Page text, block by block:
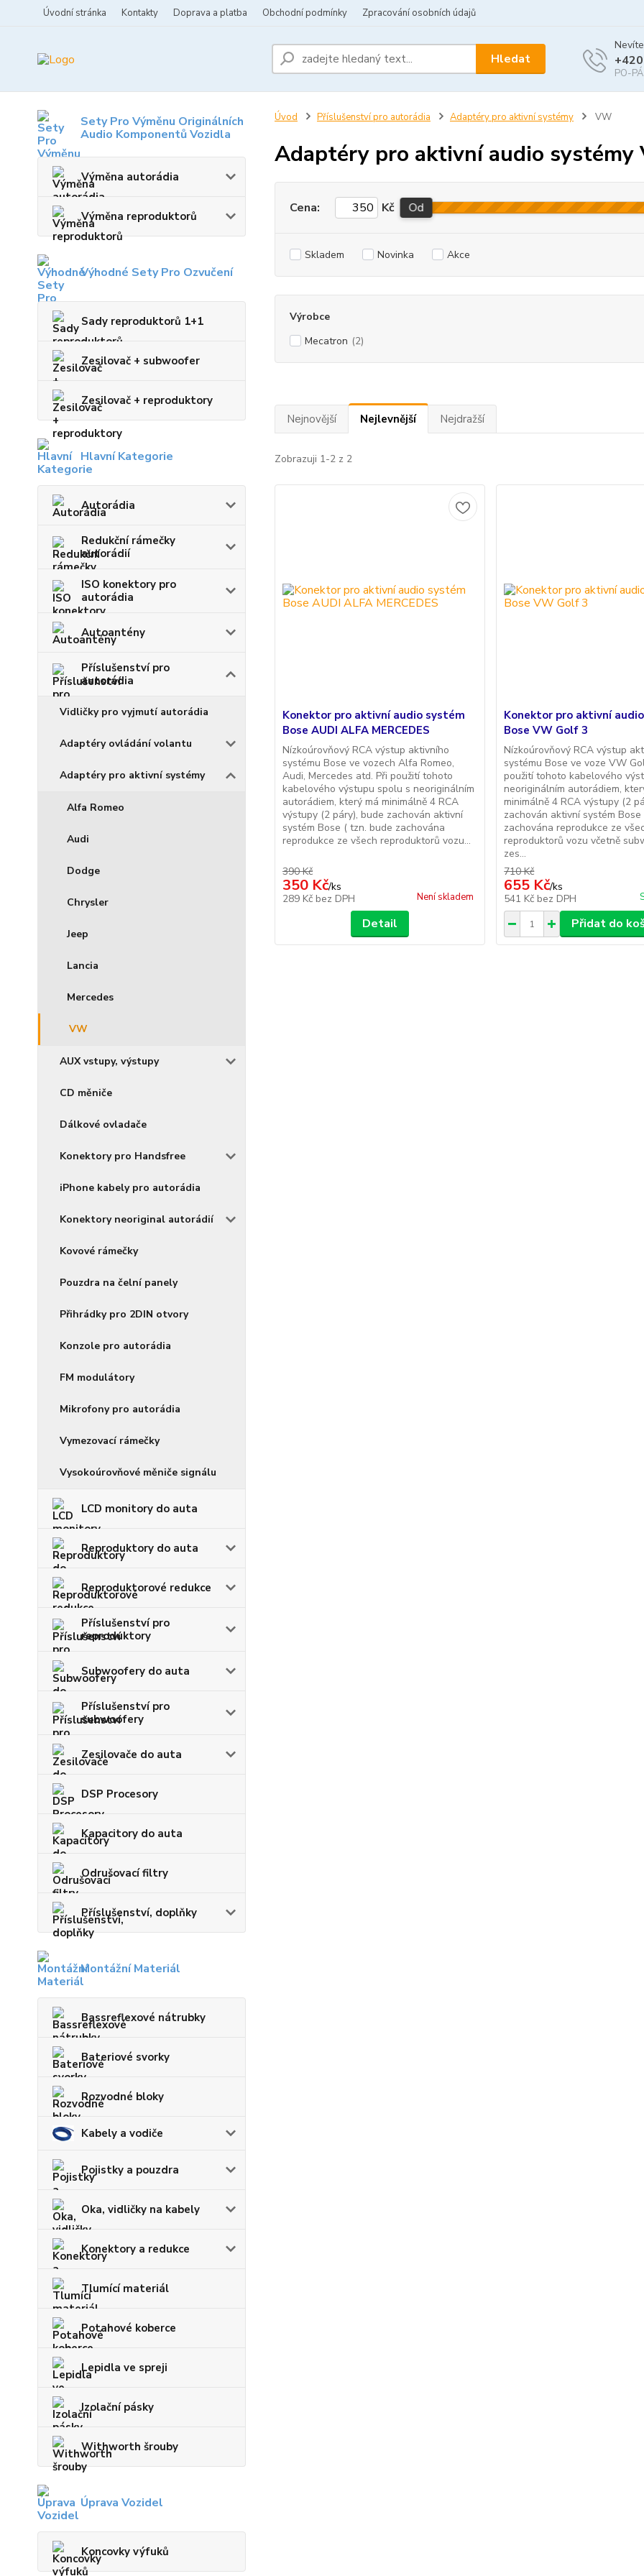
Úvodní stránka Kontakty Doprava a platba Obchodní podmínky Zpracování osobních údajů
Hledat
PO-
Sety Pro Výměnu Originálních
Audio Komponentů Vozidla
Výměna autorádia
Výměna reproduktorů
Výhodné Sety Pro Ozvučení
Sady reproduktorů 1+1
Zesilovač + subwoofer
Zesilovač + reproduktory
Hlavní Kategorie
Autorádia
Redukční rámečky
autorádií
ISO konektory pro
autorádia
Autoantény
Příslušenství pro
autorádia
Vidličky pro vyjmutí autorádia
Adaptéry ovládání volantu
Adaptéry pro aktivní systémy
Alfa Romeo
Audi
Dodge
Chrysler
Jeep
Lancia
Mercedes
VW
AUX vstupy, výstupy
CD měniče
Dálkové ovladače
Konektory pro Handsfree
iPhone kabely pro autorádia
Konektory neoriginal autorádií
Kovové rámečky
Pouzdra na čelní panely
Přihrádky pro 2DIN otvory
Konzole pro autorádia
FM modulátory
Mikrofony pro autorádia
Vymezovací rámečky
Vysokoúrovňové měniče signálu
LCD monitory do auta
Reproduktory do auta
Reproduktorové redukce
Příslušenství pro
reproduktory
Subwoofery do auta
Příslušenství pro
subwoofery
Zesilovače do auta
DSP Procesory
Kapacitory do auta
Odrušovací filtry
Příslušenství, doplňky
Montážní Materiál
Bassreflexové nátrubky
Bateriové svorky
Rozvodné bloky
Kabely a vodiče
Pojistky a pouzdra
Oka, vidličky na kabely
Konektory a redukce
Tlumící materiál
Potahové koberce
Lepidla ve spreji
Izolační pásky
Withworth šrouby
Úprava Vozidel
Koncovky výfuků
Úvod Příslušenství pro autorádia Adaptéry pro aktivní systémy VW
Adaptéry pro aktivní audio systémy
Cena: Kč Od
Skladem Novinka Akce
Výrobce
Mecatron (2)
Nejnovější Nejlevnější Nejdražší
Zobrazuji 1-2 z 2
Konektor pro aktivní audio systém
Bose AUDI ALFA MERCEDES
Nízkoúrovňový RCA výstup aktivního
systému Bose ve vozech Alfa Romeo,
Audi, Mercedes atd. Při použití tohoto
kabelového výstupu spolu s neoriginálním
autorádiem, který má minimálně 4 RCA
výstupy (2 páry), bude zachován aktivní
systém Bose ( tzn. bude zachována
reprodukce ze všech reproduktorů vozu...
390 Kč
350 Kč/ks
289 Kč bez DPH Není skladem
Detail
Konektor pro aktivní
Bose VW Golf 3
Nízkoúrovňový RCA výstup
systému Bose ve voze VW
použití tohoto kabelového
neoriginálním autorádiem,
minimálně 4 RCA výstupy (2
zachován aktivní systém
zachována reprodukce ze
reproduktorů vozu včetně
zes...
710 Kč
655 Kč/ks
541 Kč bez DPH
Přidat do